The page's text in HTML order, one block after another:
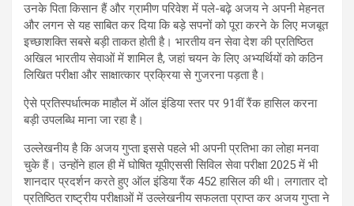
उनके पिता किसान हैं और ग्रामीण परिवेश में पले-बढ़े अजय ने अपनी मेहनत
और लगन से यह साबित कर दिया कि बड़े सपनों को पूरा करने के लिए मजबूत
इच्छाशक्ति सबसे बड़ी ताकत होती है। भारतीय वन सेवा देश की प्रतिष्ठित
अखिल भारतीय सेवाओं में शामिल है, जहां चयन के लिए अभ्यर्थियों को कठिन
लिखित परीक्षा और साक्षात्कार प्रक्रिया से गुजरना पड़ता है।
ऐसे प्रतिस्पर्धात्मक माहौल में ऑल इंडिया स्तर पर 91वीं रैंक हासिल करना
बड़ी उपलब्धि माना जा रहा है।
उल्लेखनीय है कि अजय गुप्ता इससे पहले भी अपनी प्रतिभा का लोहा मनवा
चुके हैं। उन्होंने हाल ही में घोषित यूपीएससी सिविल सेवा परीक्षा 2025 में भी
शानदार प्रदर्शन करते हुए ऑल इंडिया रैंक 452 हासिल की थी। लगातार दो
प्रतिष्ठित राष्ट्रीय परीक्षाओं में उल्लेखनीय सफलता प्राप्त कर अजय गुप्ता ने